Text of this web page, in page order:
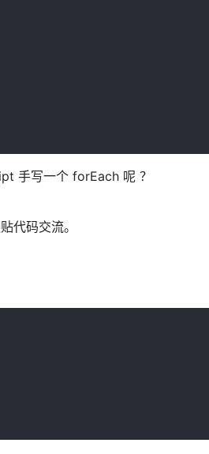
手写一个 forEach 呢 ？
代码交流。